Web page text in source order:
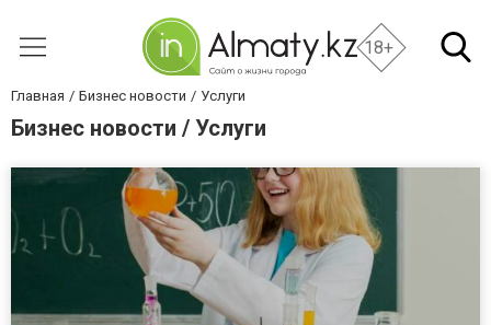
18+
Главная Бизнес новости Услуги
Бизнес новости / Услуги